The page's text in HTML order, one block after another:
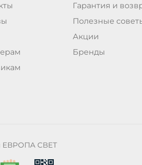
Гарантия и
Полезные
Акции
Бренды
ЕВРОПА СВЕТ